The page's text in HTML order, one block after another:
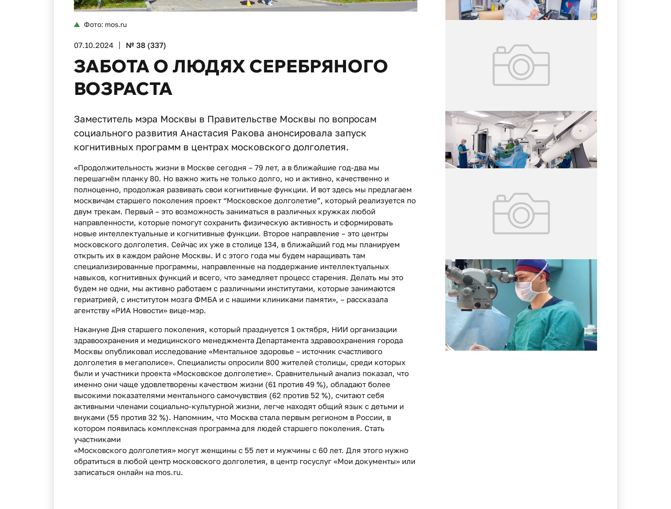
Фото: mos.ru
07.10.2024 № 38 (337)
ЗАБОТА О ЛЮДЯХ СЕРЕБРЯНОГО
ВОЗРАСТА
Заместитель мэра Москвы в Правительстве Москвы по вопросам
социального развития Анастасия Ракова анонсировала запуск
когнитивных программ в центрах московского долголетия.
«Продолжительность жизни в Москве сегодня – 79 лет, а в ближайшие год-два мы
перешагнём планку 80. Но важно жить не только долго, но и активно, качественно и
полноценно, продолжая развивать свои когнитивные функции. И вот здесь мы предлагаем
москвичам старшего поколения проект “Московское долголетие”, который реализуется по
двум трекам. Первый – это возможность заниматься в различных кружках любой
направленности, которые помогут сохранить физическую активность и сформировать
новые интеллектуальные и когнитивные функции. Второе направление – это центры
московского долголетия. Сейчас их уже в столице 134, в ближайший год мы планируем
открыть их в каждом районе Москвы. И с этого года мы будем наращивать там
специализированные программы, направленные на поддержание интеллектуальных
навыков, когнитивных функций и всего, что замедляет процесс старения. Делать мы это
будем не одни, мы активно работаем с различными институтами, которые занимаются
гериатрией, с институтом мозга ФМБА и с нашими клиниками памяти», – рассказала
агентству «РИА Новости» вице-мэр.
Накануне Дня старшего поколения, который празднуется 1 октября, НИИ организации
здравоохранения и медицинского менеджмента Департамента здравоохранения города
Москвы опубликовал исследование «Ментальное здоровье – источник счастливого
долголетия в мегаполисе». Специалисты опросили 800 жителей столицы, среди которых
были и участники проекта «Московское долголетие». Сравнительный анализ показал, что
именно они чаще удовлетворены качеством жизни (61 против 49 %), обладают более
высокими показателями ментального самочувствия (62 против 52 %), считают себя
активными членами социально-культурной жизни, легче находят общий язык с детьми и
внуками (55 против 32 %). Напомним, что Москва стала первым регионом в России, в
котором появилась комплексная программа для людей старшего поколения. Стать
участниками
«Московского долголетия» могут женщины с 55 лет и мужчины с 60 лет. Для этого нужно
обратиться в любой центр московского долголетия, в центр госуслуг «Мои документы» или
записаться онлайн на mos.ru.
02.08.2026 № 29 (427)
Операция без разрезов
02.08.2026 № 29 (427)
Травма из-за кольца